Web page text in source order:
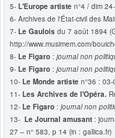
5- L'Europe artiste n°4 / dim
6- Archives de l'État-civil des
7- Le Gaulois du 7 août 1894
http://www.musimem.com/
8- Le Figaro : journal non
9- Le Figaro : journal non
10- Le Monde artiste n°36 :
11- Les Archives de l'Opéra.
12- Le Figaro : journal non
13- Le Journal amusant :
27 – n° 583, p 14 (in : gallica.fr)